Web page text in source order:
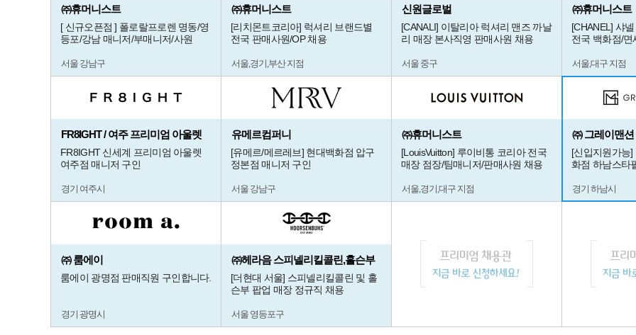
㈜휴머니스트
[ 신규오픈점 ] 폴로랄프로렌 명동/영
등포/강남 매니저/부매니저/사원
서울 강남구
㈜휴머니스트
[리치몬트코리아] 럭셔리 브랜드별
전국 판매사원/OP 채용
서울,경기,부산 지점
신원글로벌
[CANALI] 이탈리아 럭셔리 맨즈 까날
리 매장 본사직영 판매사원 채용
서울 중구
㈜휴머니스트
[CHANEL] 샤
전국 백화점/
서울,대구 지점
FR8IGHT / 여주 프리미엄 아울렛
FR8IGHT 신세계 프리미엄 아울렛
여주점 매니저 구인
경기 여주시
유메르컴퍼니
[유메르/메르레브] 현대백화점 압구
정본점 매니저 구인
서울 강남구
㈜휴머니스트
[LouisVuitton] 루이비통 코리아 전국
매장 점장/팀매니저/판매사원 채용
서울,경기,대구 지점
㈜ 그레이맨션
[신입지원가능
화점 하남스타
경기 하남시
㈜ 룸에이
룸에이 광명점 판매직원 구인합니다.
경기 광명시
㈜헤라음 스피넬리킬콜린,홀슨부
[더현대 서울] 스피넬리킬콜린 및 홀
슨부 팝업 매장 정규직 채용
서울 영등포구